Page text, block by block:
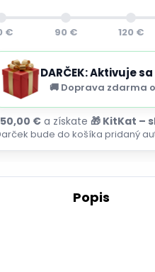
€ 90 € 120 €
DARČEK: Aktivuje
🚚 Doprava zdarma
50,00 € a získate 🎁 KitKat –
bude do košíka pridaný
Popis